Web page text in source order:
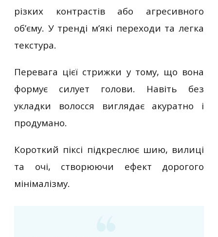
різких контрастів або агресивного
об’єму. У тренді м’які переходи та легка
текстура.
Перевага цієї стрижки у тому, що вона
формує силует голови. Навіть без
укладки волосся виглядає акуратно і
продумано.
Короткий піксі підкреслює шию, вилиці
та очі, створюючи ефект дорогого
мінімалізму.